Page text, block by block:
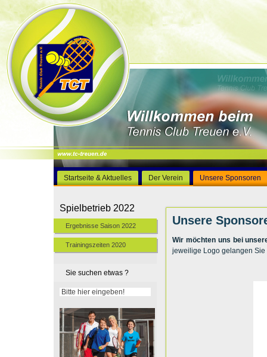
Startseite & Aktuelles Der Verein Unsere Sponsoren
Spielbetrieb 2022
Ergebnisse Saison 2022
Trainingszeiten 2020
Sie suchen etwas ?
Unsere
Wir möchten uns bei
jeweilige Logo gelangen Sie